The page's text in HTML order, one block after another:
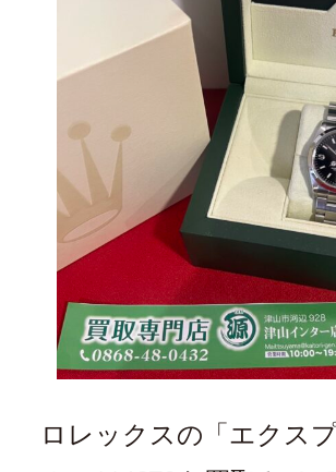
ロレックスの「エクス